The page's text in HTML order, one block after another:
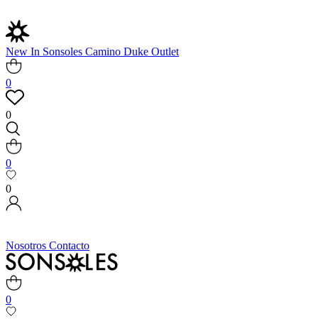
New In Sonsoles Camino Duke Outlet
0
0
0
0
Nosotros Contacto
0